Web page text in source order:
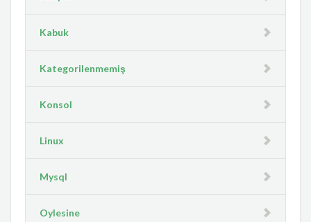
Kabuk
Kategorilenmemiş
Konsol
Linux
Mysql
Oylesine